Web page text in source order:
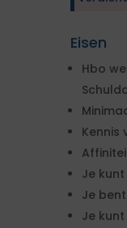
Eisen
Hbo
Kennis
Je
Je
Je